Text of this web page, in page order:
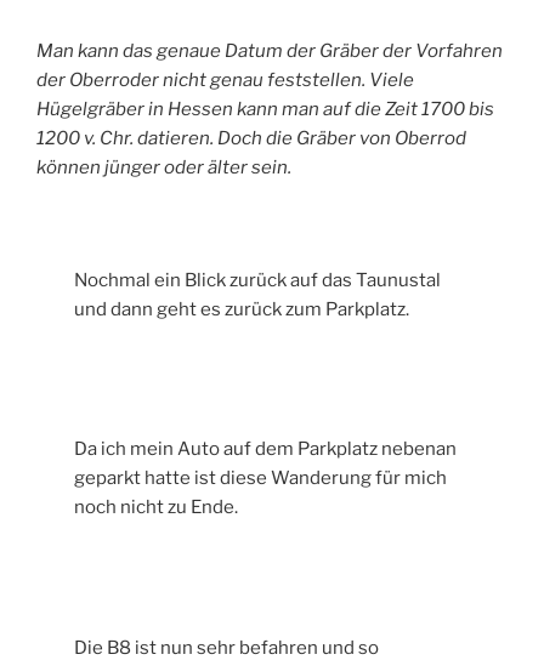
Man kann das genaue Datum der Gräber der Vorfahren
der Oberroder nicht genau feststellen. Viele
Hügelgräber in Hessen kann man auf die Zeit 1700 bis
1200 v. Chr. datieren. Doch die Gräber von Oberrod
können jünger oder älter sein.
Nochmal ein Blick zurück auf das Taunustal
und dann geht es zurück zum Parkplatz.
Da ich mein Auto auf dem Parkplatz nebenan
geparkt hatte ist diese Wanderung für mich
noch nicht zu Ende.
Die B8 ist nun sehr befahren und so